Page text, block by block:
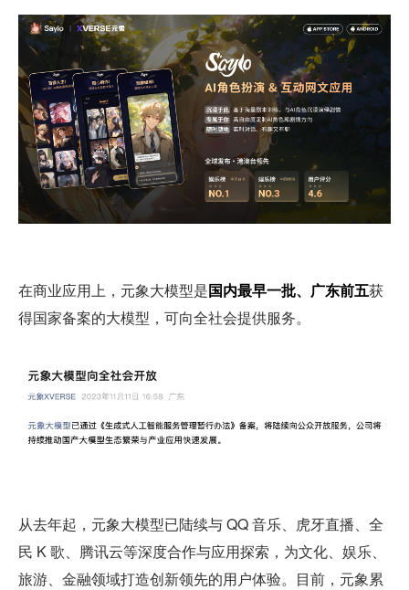
在商业应用上，元象大模型是国内最早一批、广东前五获
得国家备案的大模型，可向全社会提供服务。
从去年起，元象大模型已陆续与 QQ 音乐、虎牙直播、全
民 K 歌、腾讯云等深度合作与应用探索，为文化、娱乐、
旅游、金融领域打造创新领先的用户体验。目前，元象累